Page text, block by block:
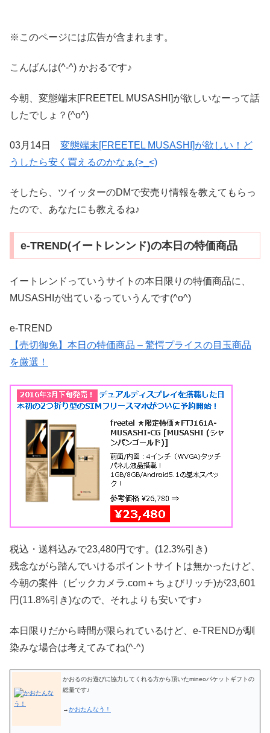
※このページには広告が含まれます。
こんばんは(^-^) かおるです♪
今朝、変態端末[FREETEL MUSASHI]が欲しいなーって話
したでしょ？(^o^)
03月14日 変態端末[FREETEL MUSASHI]が欲しい！ど
うしたら安く買えるのかなぁ(>_<)
そしたら、ツイッターのDMで安売り情報を教えてもらっ
たので、あなたにも教えるね♪
e-TREND(イートレンンド)の本日の特価商品
イートレンドっていうサイトの本日限りの特価商品に、
MUSASHIが出ているっていうんです(^o^)
e-TREND
【売切御免】本日の特価商品 – 驚愕プライスの目玉商品
を厳選！
税込・送料込みで23,480円です。(12.3%引き)
残念ながら踏んでいけるポイントサイトは無かったけど、
今朝の案件（ビックカメラ.com＋ちょびリッチ)が23,601
円(11.8%引き)なので、それよりも安いです♪
本日限りだから時間が限られているけど、e-TRENDが馴
染みな場合は考えてみてね(^-^)
かおるのお遊びに協力してくれる方から頂いたmineoパケットギフトの
総量です♪
→かおたんなう！